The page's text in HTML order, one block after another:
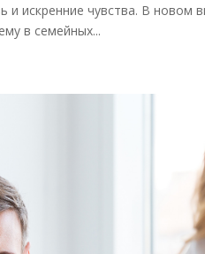
и искренние чувства. В
в семейных...